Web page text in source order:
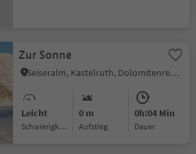
Zur Sonne
Seiseralm, Kastelruth, Dolomitenregion Seiser Alm
Leicht
Schwierigkeitsgrad
0 m
Aufstieg
0h:04 Min
Dauer